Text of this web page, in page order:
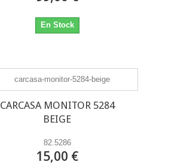
En Stock
CARCASA MONITOR 5284
BEIGE
82.5286
15,00 €